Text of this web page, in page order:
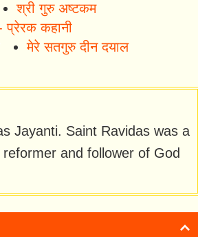
श्री गुरु अष्टकम
प्रेरक कहानी
मेरे सतगुरु दीन दयाल
Jayanti. Saint Ravidas was a
and follower of God